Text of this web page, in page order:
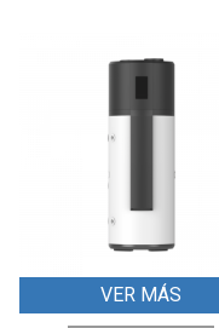
VER MÁS